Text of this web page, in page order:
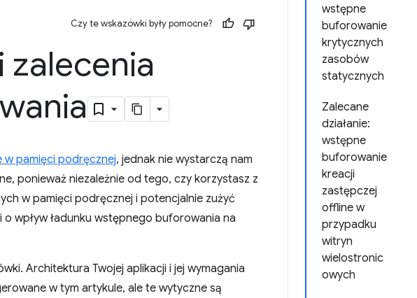
wstępne
buforowanie
krytycznych
zasobów
statycznych
Zalecane
działanie:
wstępne
buforowanie
kreacji
zastępczej
offline w
przypadku
witryn
wielostronic
owych
Czy te wskazówki były pomocne?
zalecenia
w pamięci podręcznej, jednak nie wystarczą nam
ponieważ niezależnie od tego, czy korzystasz z
w pamięci podręcznej i potencjalnie zużyć
wpływ ładunku wstępnego buforowania na
Architektura Twojej aplikacji i jej wymagania
w tym artykule, ale te wytyczne są